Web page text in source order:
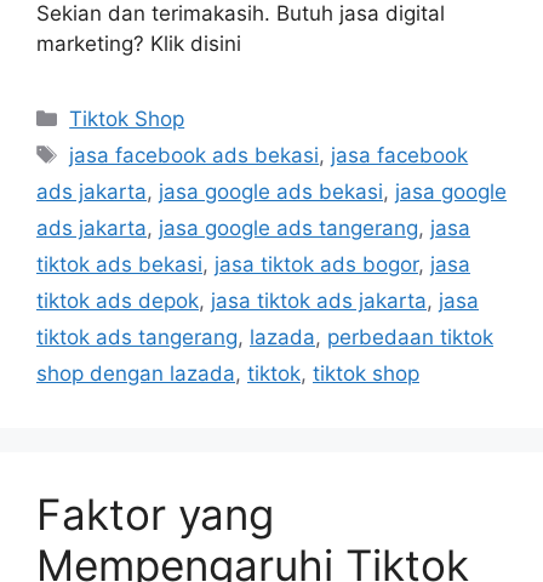
Sekian dan terimakasih. Butuh jasa digital
marketing? Klik disini
Tiktok Shop
jasa facebook ads bekasi, jasa facebook
ads jakarta, jasa google ads bekasi, jasa google
ads jakarta, jasa google ads tangerang, jasa
tiktok ads bekasi, jasa tiktok ads bogor, jasa
tiktok ads depok, jasa tiktok ads jakarta, jasa
tiktok ads tangerang, lazada, perbedaan tiktok
shop dengan lazada, tiktok, tiktok shop
Faktor yang
Mempengaruhi Tiktok